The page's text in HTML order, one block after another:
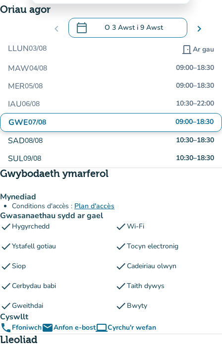
Oriau agor
chevron_left calendar_today O 3 Awst i 9 Awst
.Agor y calendr i newid dyddiadau chevron_right
LLUN03/08 door_front Ar gau
MAW04/08 09:00–18:30
MER05/08 09:00–18:30
IAU06/08 10:30–22:00
GWE07/08 09:00–18:30
SAD08/08 10:30–18:30
SUL09/08 10:30–18:30
Gwybodaeth ymarferol
Mynediad
Conditions d'accès : Plan d'accès
Gwasanaethau sydd ar gael
check Hygyrchedd checkWi-Fi
checkYstafell gotiau checkTocyn electronig
checkSiop checkCadeiriau olwyn
checkCerbydau babi checkTaith dywys
checkGweithdai check Bwyty
Cyswllt
phone FfoniwchemailAnfon e-bostcomputerCyrchu'r wefan
(tab newydd)
Lleoliad